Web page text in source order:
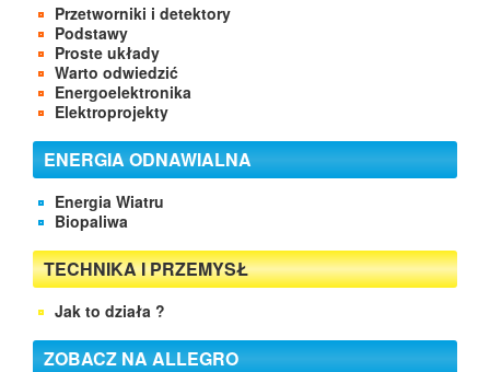
Przetworniki i detektory
Podstawy
Proste układy
Warto odwiedzić
Energoelektronika
Elektroprojekty
ENERGIA ODNAWIALNA
Energia Wiatru
Biopaliwa
TECHNIKA I PRZEMYSŁ
Jak to działa ?
ZOBACZ NA ALLEGRO